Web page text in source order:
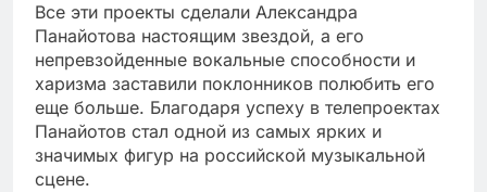
Все эти проекты сделали Александра
Панайотова настоящим звездой, а его
непревзойденные вокальные способности и
харизма заставили поклонников полюбить его
еще больше. Благодаря успеху в телепроектах
Панайотов стал одной из самых ярких и
значимых фигур на российской музыкальной
сцене.